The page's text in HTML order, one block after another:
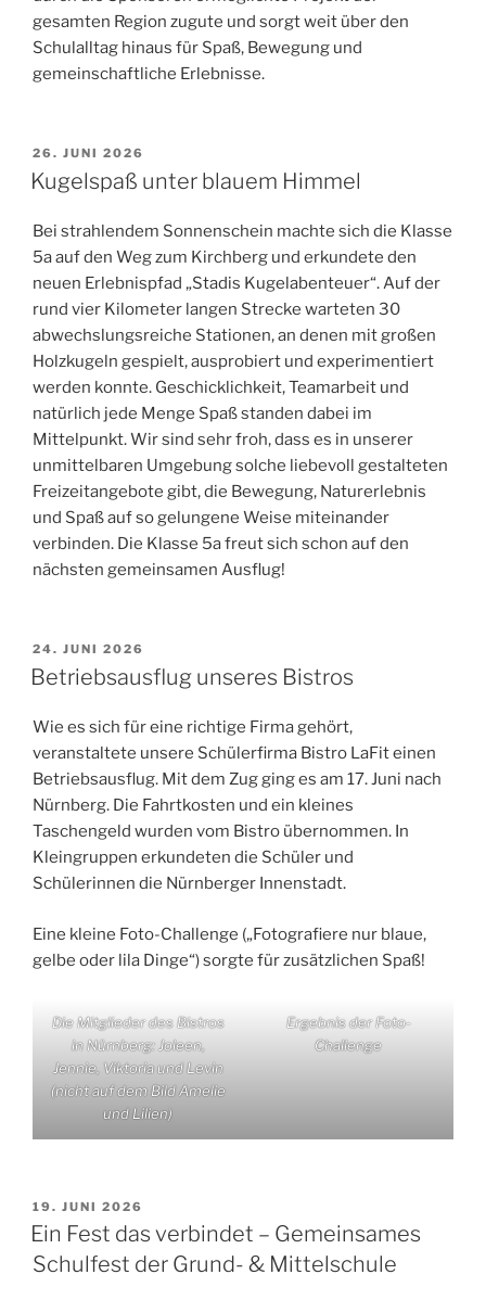
gesamten Region zugute und sorgt weit über den
Schulalltag hinaus für Spaß, Bewegung und
gemeinschaftliche Erlebnisse.
VERÖFFENTLICHT
AM
26. JUNI 2026
Kugelspaß unter blauem Himmel
Bei strahlendem Sonnenschein machte sich die Klasse
5a auf den Weg zum Kirchberg und erkundete den
neuen Erlebnispfad „Stadis Kugelabenteuer“. Auf der
rund vier Kilometer langen Strecke warteten 30
abwechslungsreiche Stationen, an denen mit großen
Holzkugeln gespielt, ausprobiert und experimentiert
werden konnte. Geschicklichkeit, Teamarbeit und
natürlich jede Menge Spaß standen dabei im
Mittelpunkt. Wir sind sehr froh, dass es in unserer
unmittelbaren Umgebung solche liebevoll gestalteten
Freizeitangebote gibt, die Bewegung, Naturerlebnis
und Spaß auf so gelungene Weise miteinander
verbinden. Die Klasse 5a freut sich schon auf den
nächsten gemeinsamen Ausflug!
VERÖFFENTLICHT
AM
24. JUNI 2026
Betriebsausflug unseres Bistros
Wie es sich für eine richtige Firma gehört,
veranstaltete unsere Schülerfirma Bistro LaFit einen
Betriebsausflug. Mit dem Zug ging es am 17. Juni nach
Nürnberg. Die Fahrtkosten und ein kleines
Taschengeld wurden vom Bistro übernommen. In
Kleingruppen erkundeten die Schüler und
Schülerinnen die Nürnberger Innenstadt.
Eine kleine Foto-Challenge („Fotografiere nur blaue,
gelbe oder lila Dinge“) sorgte für zusätzlichen Spaß!
Die Mitglieder des Bistros
in Nürnberg: Joleen,
Jennie, Viktoria und Levin
(nicht auf dem Bild Amelie
und Lilien)
Ergebnis der Foto-
Challenge
VERÖFFENTLICHT
AM
19. JUNI 2026
Ein Fest das verbindet – Gemeinsames
Schulfest der Grund- & Mittelschule